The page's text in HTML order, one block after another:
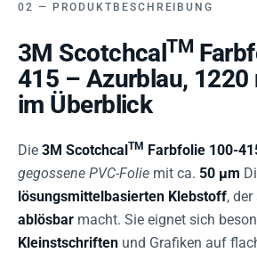
PRODUKTBESCHREIBUNG
3M ScotchcalTM
415 – Azurblau, 1220
im Überblick
Die 3M ScotchcalTM Farbfolie 100-
gegossene PVC-Folie mit ca. 50 µm
lösungsmittelbasierten Klebstoff,
ablösbar macht. Sie eignet sich
Kleinstschriften und Grafiken auf